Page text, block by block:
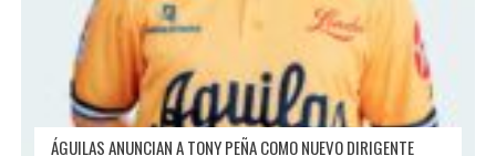
ÁGUILAS ANUNCIAN A TONY PEÑA COMO NUEVO DIRIGENTE